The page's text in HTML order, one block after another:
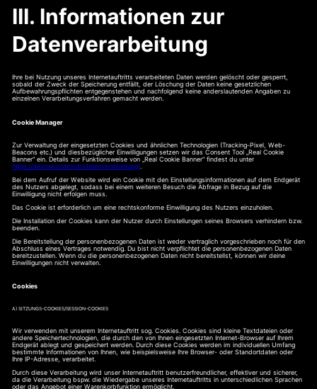
III. Informationen zur
Datenverarbeitung
Ihre bei Nutzung unseres Internetauftritts verarbeiteten Daten werden gelöscht oder gesperrt,
sobald der Zweck der Speicherung entfällt, der Löschung der Daten keine gesetzlichen
Aufbewahrungspflichten entgegenstehen und nachfolgend keine anderslautenden Angaben zu
einzelnen Verarbeitungsverfahren gemacht werden.
Cookie Manager
Zur Verwaltung der eingesetzten Cookies und ähnlichen Technologien (Tracking-Pixel, Web-
Beacons etc.) und diesbezüglicher Einwilligungen setzen wir das Consent Tool „Real Cookie
Banner“ ein. Details zur Funktionsweise von „Real Cookie Banner“ findest du unter
https://devowl.io/de/rcb/datenverarbeitung/.
Bei dem Aufruf der Website wird ein Cookie mit den Einstellungsinformationen auf dem Endgerät
des Nutzers abgelegt, sodass bei einem weiteren Besuch die Abfrage in Bezug auf die
Einwilligung nicht erfolgen muss.
Das Cookie ist erforderlich um eine rechtskonforme Einwilligung des Nutzers einzuholen.
Die Installation der Cookies kann der Nutzer durch Einstellungen seines Browsers verhindern bzw.
beenden.
Die Bereitstellung der personenbezogenen Daten ist weder vertraglich vorgeschrieben noch für den
Abschluss eines Vertrages notwendig. Du bist nicht verpflichtet die personenbezogenen Daten
bereitzustellen. Wenn du die personenbezogenen Daten nicht bereitstellst, können wir deine
Einwilligungen nicht verwalten.
Cookies
A) SITZUNGS-COOKIES/SESSION-COOKIES
Wir verwenden mit unserem Internetauftritt sog. Cookies. Cookies sind kleine Textdateien oder
andere Speichertechnologien, die durch den von Ihnen eingesetzten Internet-Browser auf Ihrem
Endgerät ablegt und gespeichert werden. Durch diese Cookies werden im individuellen Umfang
bestimmte Informationen von Ihnen, wie beispielsweise Ihre Browser- oder Standortdaten oder
Ihre IP-Adresse, verarbeitet.
Durch diese Verarbeitung wird unser Internetauftritt benutzerfreundlicher, effektiver und sicherer,
da die Verarbeitung bspw. die Wiedergabe unseres Internetauftritts in unterschiedlichen Sprachen
oder das Angebot einer Warenkorbfunktion ermöglicht.